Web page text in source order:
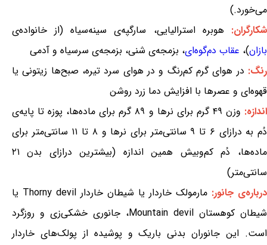
می‌خورد.)
شکارگران: هوبره استرالیایی، سارگپه‌ی سینه‌سیاه (از خانواده‌ی
بازان)، عقاب دم‌گوه‌ای، بزمجه‌ی شنی، بزمجه‌ی سرسیاه و آدمی
رنگ: در هوای گرم کم‌رنگ و در هوای سرد تیره، صبح‌ها زیتونی یا
قهوه‌ای و عصرها با افزایش دما زرد روشن
اندازه:
وزن ۴۹ گرم برای نرها و ۸۹ گرم برای ماده‌ها، پوزه تا پایه‌ی
دُم به درازای ۶ تا ۹ سانتی‌متر برای نرها و ۸ تا ۱۱ سانتی‌متر برای
ماده‌ها، دُم کم‌وبیش همین اندازه (بیشترین درازای بدن ۲۱
سانتی‌متر)
درباره‌ی جانور:
مارمولک خاردار یا شیطان خاردار Thorny devil یا
شیطان کوهستان Mountain devil، جانوری خشکی‌زی و روزگرد
است. این جانوران بدنی باریک و پوشیده از پولک‌های خاردار